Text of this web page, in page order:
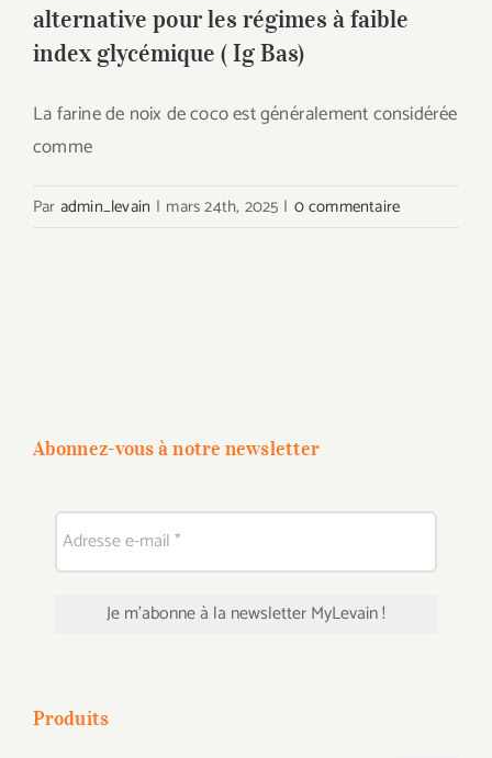
alternative pour les régimes à faible
index glycémique ( Ig Bas)
La farine de noix de coco est généralement considérée
comme
Par admin_levain | mars 24th, 2025 | 0 commentaire
Abonnez-vous à notre newsletter
Produits